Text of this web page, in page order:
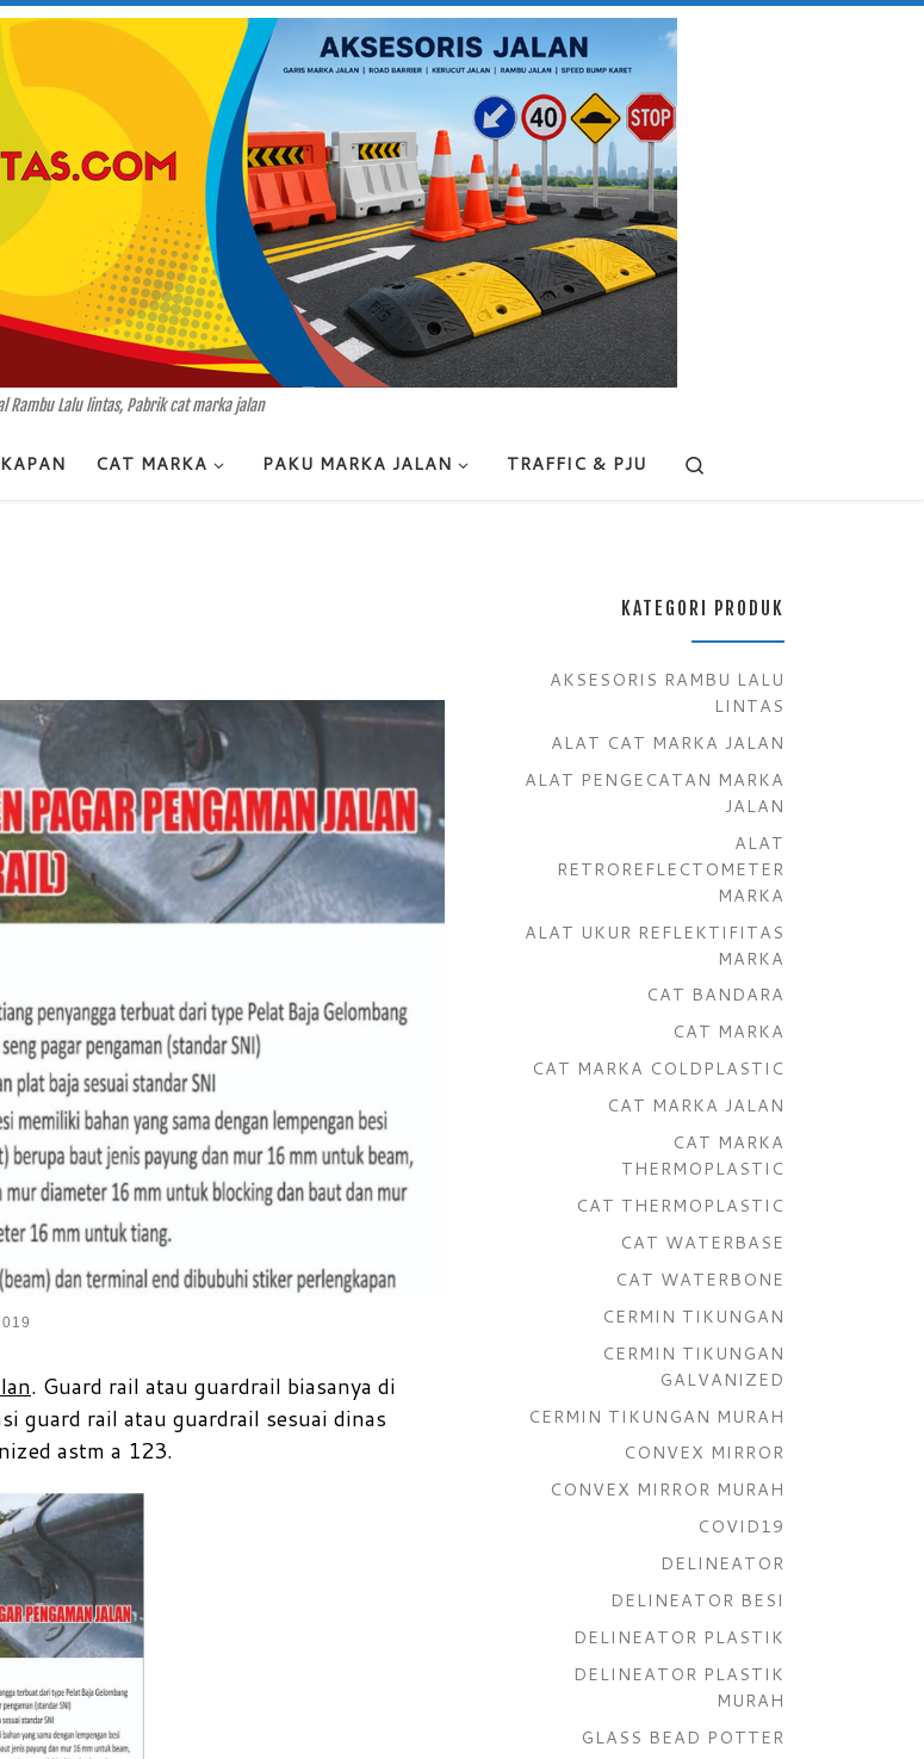
Rambu Lalu lintas, Pabrik cat marka jalan
CAT MARKA PAKU MARKA JALAN TRAFFIC & PJU
. Guard rail atau guardrail biasanya di
guard rail atau guardrail sesuai dinas
astm a 123.
KATEGORI PRODUK
AKSESORIS RAMBU LALU
LINTAS
ALAT CAT MARKA JALAN
ALAT PENGECATAN MARKA
JALAN
ALAT
RETROREFLECTOMETER
MARKA
ALAT UKUR REFLEKTIFITAS
MARKA
CAT BANDARA
CAT MARKA
CAT MARKA COLDPLASTIC
CAT MARKA JALAN
CAT MARKA
THERMOPLASTIC
CAT THERMOPLASTIC
CAT WATERBASE
CAT WATERBONE
CERMIN TIKUNGAN
CERMIN TIKUNGAN
GALVANIZED
CERMIN TIKUNGAN MURAH
CONVEX MIRROR
CONVEX MIRROR MURAH
COVID19
DELINEATOR
DELINEATOR BESI
DELINEATOR PLASTIK
DELINEATOR PLASTIK
MURAH
GLASS BEAD POTTER